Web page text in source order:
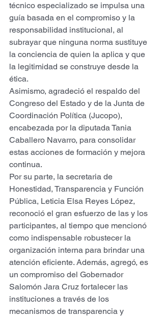
técnico especializado se impulsa una
guía basada en el compromiso y la
responsabilidad institucional, al
subrayar que ninguna norma sustituye
la conciencia de quien la aplica y que
la legitimidad se construye desde la
ética.
Asimismo, agradeció el respaldo del
Congreso del Estado y de la Junta de
Coordinación Política (Jucopo),
encabezada por la diputada Tania
Caballero Navarro, para consolidar
estas acciones de formación y mejora
continua.
Por su parte, la secretaria de
Honestidad, Transparencia y Función
Pública, Leticia Elsa Reyes López,
reconoció el gran esfuerzo de las y los
participantes, al tiempo que mencionó
como indispensable robustecer la
organización interna para brindar una
atención eficiente. Además, agregó, es
un compromiso del Gobernador
Salomón Jara Cruz fortalecer las
instituciones a través de los
mecanismos de transparencia y